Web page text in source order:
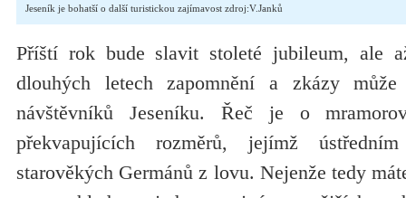
Jeseník je bohatší o další turistickou zajímavost zdroj:V.Janků
Příští rok bude slavit stoleté jubileum, ale
dlouhých letech zapomnění a zkázy
návštěvníků Jeseníku. Řeč je o
překvapujících rozměrů, jejímž
starověkých Germánů z lovu. Nejenže tedy